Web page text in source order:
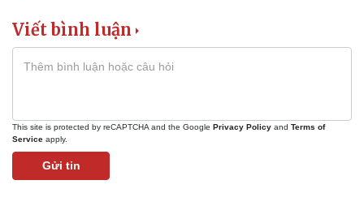
Viết bình luận
This site is protected by reCAPTCHA and the Google Privacy Policy and Terms of
Service apply.
Gửi tin